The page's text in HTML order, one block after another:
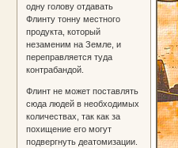
одну голову отдавать
Флинту тонну местного
продукта, который
незаменим на Земле, и
переправляется туда
контрабандой.
Флинт не может поставлять
сюда людей в необходимых
количествах, так как за
похищение его могут
подвергнуть деатомизации.